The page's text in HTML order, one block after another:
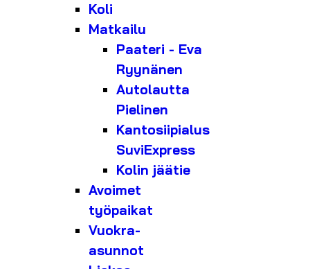
Koli
Matkailu
Paateri - Eva
Ryynänen
Autolautta
Pielinen
Kantosiipialus
SuviExpress
Kolin jäätie
Avoimet
työpaikat
Vuokra-
asunnot